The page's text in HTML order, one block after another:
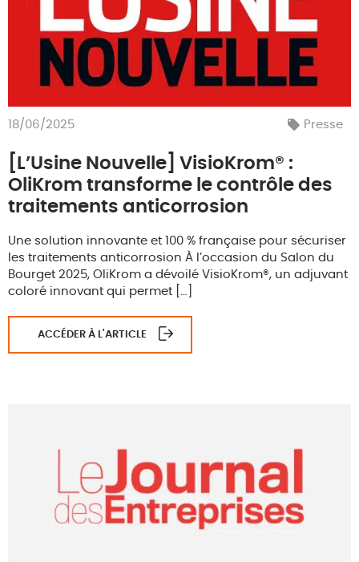
18/06/2025 Presse
[L’Usine Nouvelle] VisioKrom® :
OliKrom transforme le contrôle des
traitements anticorrosion
Une solution innovante et 100 % française pour sécuriser
les traitements anticorrosion À l’occasion du Salon du
Bourget 2025, OliKrom a dévoilé VisioKrom®, un adjuvant
coloré innovant qui permet […]
ACCÉDER À L'ARTICLE